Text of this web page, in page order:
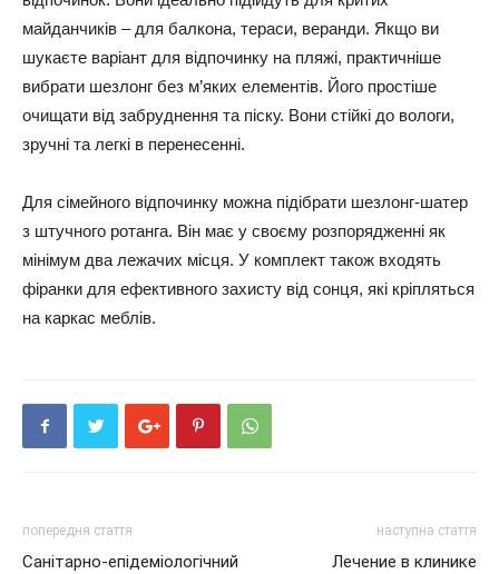
майданчиків – для балкона, тераси, веранди. Якщо ви
шукаєте варіант для відпочинку на пляжі, практичніше
вибрати шезлонг без м’яких елементів. Його простіше
очищати від забруднення та піску. Вони стійкі до вологи,
зручні та легкі в перенесенні.
Для сімейного відпочинку можна підібрати шезлонг-шатер
з штучного ротанга. Він має у своєму розпорядженні як
мінімум два лежачих місця. У комплект також входять
фіранки для ефективного захисту від сонця, які кріпляться
на каркас меблів.
попередня стаття
Санітарно-епідеміологічний
наступна стаття
Лечение в клинике